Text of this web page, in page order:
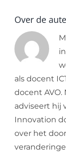
Over de
als docent
docent AVO.
adviseert hij
Innovation
over het